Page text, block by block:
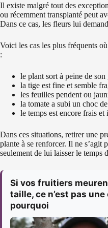
Il existe malgré tout des
ou récemment transplanté peut
Dans ce cas, les fleurs lui
Voici les cas les plus fréquents
:
le plant sort à peine de son
la tige est fine et semble
les feuilles pendent ou
la tomate a subi un choc
le temps est encore frais et
Dans ces situations, retirer une
plante à se renforcer. Il ne s’agit
seulement de lui laisser le temps
Si vos fruitiers
taille, ce n’est pas
pourquoi